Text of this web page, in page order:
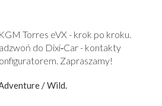
Torres eVX - krok po kroku.
do Dixi‑Car - kontakty
Zapraszamy!
/ Wild.